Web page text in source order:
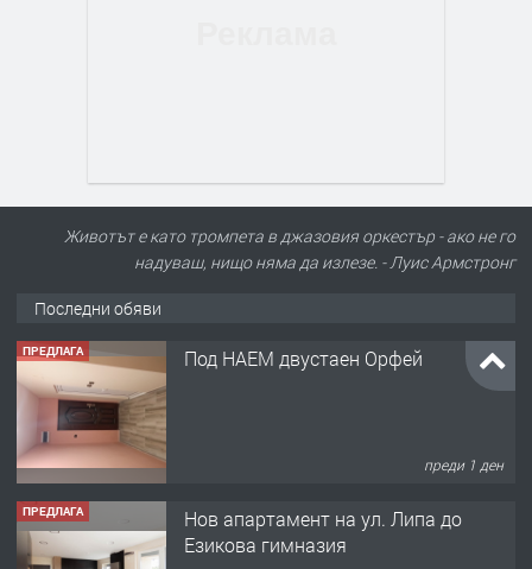
Животът е като тромпета в джазовия оркестър - ако не го
надуваш, нищо няма да излезе. - Луис Армстронг
Последни обяви
ПРЕДЛАГА Под НАЕМ двустаен Орфей
преди 1 ден
ПРЕДЛАГА
Нов апартамент на ул. Липа до
Езикова гимназия